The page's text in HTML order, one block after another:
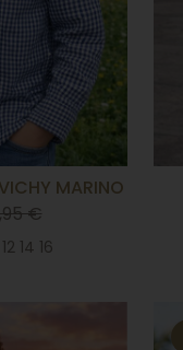
MARINO
€
14 16